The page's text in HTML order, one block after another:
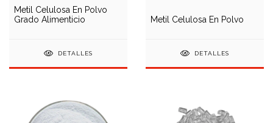
Metil Celulosa En Polvo
Grado Alimenticio
DETALLES
Metil Celulosa En Polvo
DETALLES